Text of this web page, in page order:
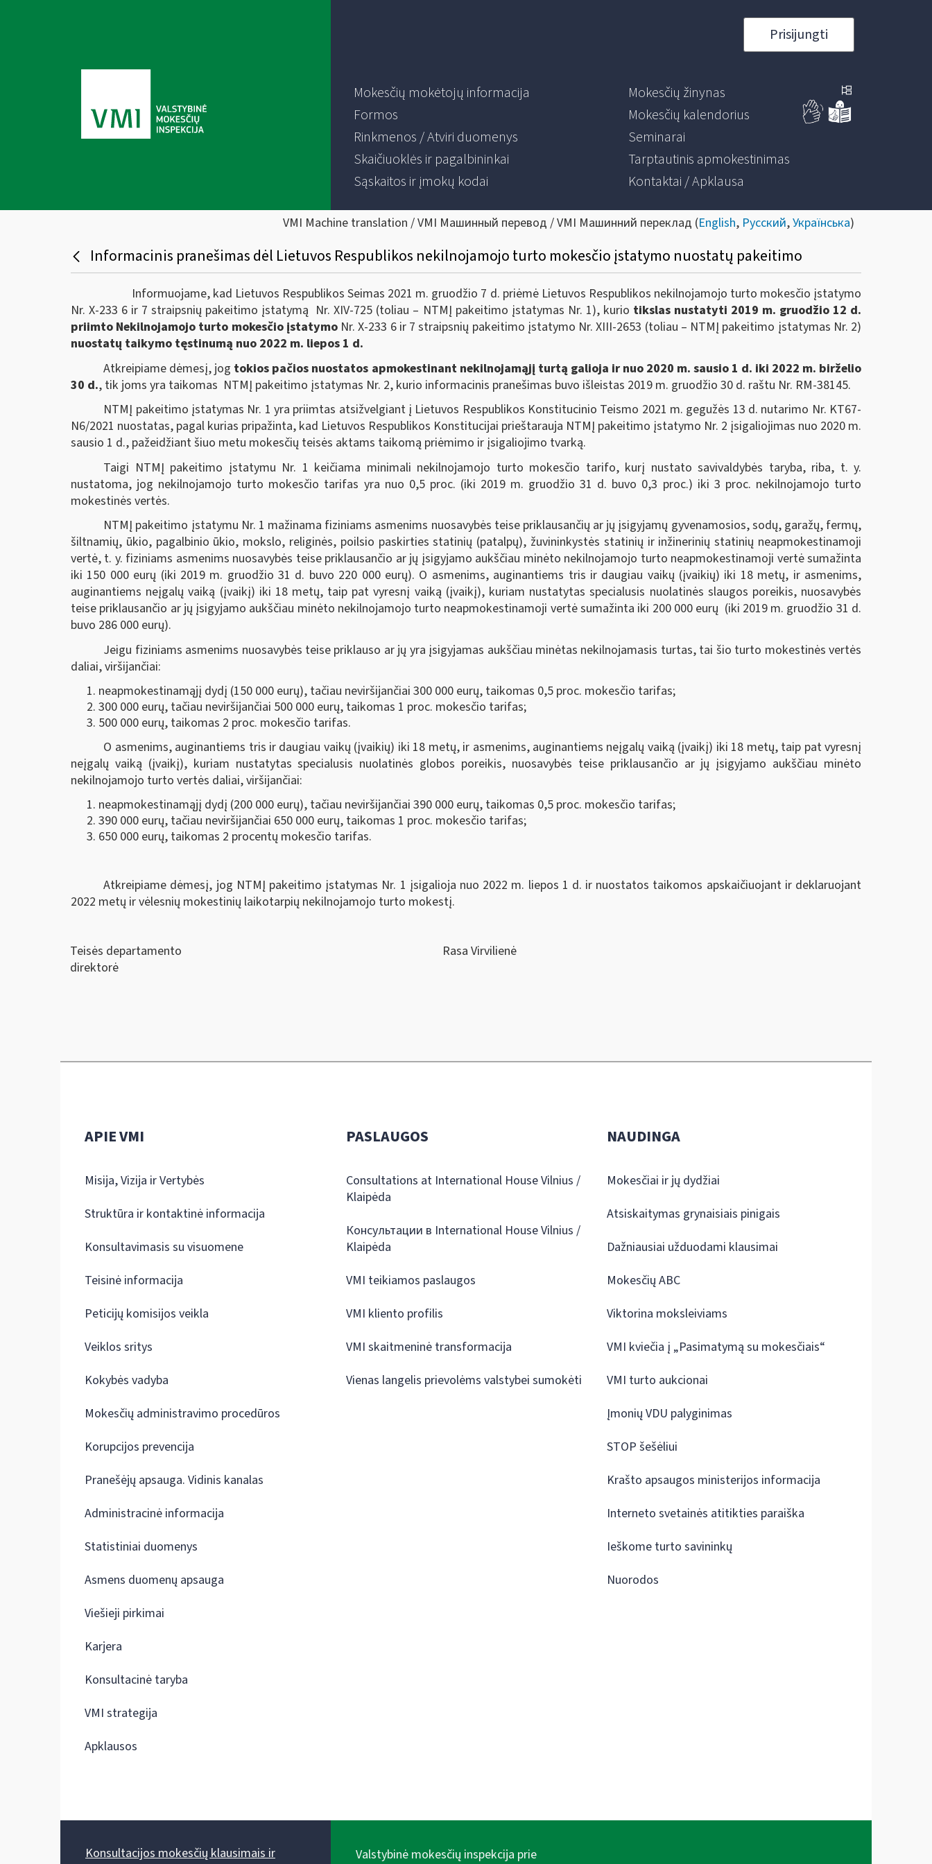
Prisijungti
Mokesčių mokėtojų informacija
Formos
Rinkmenos / Atviri duomenys
Skaičiuoklės ir pagalbininkai
Sąskaitos ir įmokų kodai
Mokesčių žinynas
Mokesčių kalendorius
Seminarai
Tarptautinis apmokestinimas
Kontaktai / Apklausa
VMI Machine translation / VMI Машинный перевод / VMI Машинний переклад (English, Русский,Українська)
Informacinis pranešimas dėl Lietuvos Respublikos nekilnojamojo turto mokesčio įstatymo nuostatų pakeitimo
Informuojame, kad Lietuvos Respublikos Seimas 2021 m. gruodžio 7 d. priėmė Lietuvos Respublikos nekilnojamojo turto mokesčio įstatymo
Nr. X-233 6 ir 7 straipsnių pakeitimo įstatymą Nr. XIV-725 (toliau – NTMĮ pakeitimo įstatymas Nr. 1), kurio tikslas nustatyti 2019 m. gruodžio 12 d.
priimto Nekilnojamojo turto mokesčio įstatymoNr. X-233 6 ir 7 straipsnių pakeitimo įstatymo Nr. XIII-2653 (toliau – NTMĮ pakeitimo įstatymas Nr. 2)
nuostatų taikymo tęstinumą nuo 2022 m. liepos 1 d.
Atkreipiame dėmesį, jog tokios pačios nuostatos apmokestinant nekilnojamąjį turtą galioja ir nuo 2020 m. sausio 1 d. iki 2022 m. birželio
30 d., tik joms yra taikomas NTMĮ pakeitimo įstatymas Nr. 2, kurio informacinis pranešimas buvo išleistas 2019 m. gruodžio 30 d. raštu Nr. RM-38145.
NTMĮ pakeitimo įstatymas Nr. 1 yra priimtas atsižvelgiant į Lietuvos Respublikos Konstitucinio Teismo 2021 m. gegužės 13 d. nutarimo Nr. KT67-
N6/2021 nuostatas, pagal kurias pripažinta, kad Lietuvos Respublikos Konstitucijai prieštarauja NTMĮ pakeitimo įstatymo Nr. 2 įsigaliojimas nuo 2020 m.
sausio 1 d., pažeidžiant šiuo metu mokesčių teisės aktams taikomą priėmimo ir įsigaliojimo tvarką.
Taigi NTMĮ pakeitimo įstatymu Nr. 1 keičiama minimali nekilnojamojo turto mokesčio tarifo, kurį nustato savivaldybės taryba, riba, t. y.
nustatoma, jog nekilnojamojo turto mokesčio tarifas yra nuo 0,5 proc. (iki 2019 m. gruodžio 31 d. buvo 0,3 proc.) iki 3 proc. nekilnojamojo turto
mokestinės vertės.
NTMĮ pakeitimo įstatymu Nr. 1 mažinama fiziniams asmenims nuosavybės teise priklausančių ar jų įsigyjamų gyvenamosios, sodų, garažų, fermų,
šiltnamių, ūkio, pagalbinio ūkio, mokslo, religinės, poilsio paskirties statinių (patalpų), žuvininkystės statinių ir inžinerinių statinių neapmokestinamoji
vertė, t. y. fiziniams asmenims nuosavybės teise priklausančio ar jų įsigyjamo aukščiau minėto nekilnojamojo turto neapmokestinamoji vertė sumažinta
iki 150 000 eurų (iki 2019 m. gruodžio 31 d. buvo 220 000 eurų). O asmenims, auginantiems tris ir daugiau vaikų (įvaikių) iki 18 metų, ir asmenims,
auginantiems neįgalų vaiką (įvaikį) iki 18 metų, taip pat vyresnį vaiką (įvaikį), kuriam nustatytas specialusis nuolatinės slaugos poreikis, nuosavybės
teise priklausančio ar jų įsigyjamo aukščiau minėto nekilnojamojo turto neapmokestinamoji vertė sumažinta iki 200 000 eurų (iki 2019 m. gruodžio 31 d.
buvo 286 000 eurų).
Jeigu fiziniams asmenims nuosavybės teise priklauso ar jų yra įsigyjamas aukščiau minėtas nekilnojamasis turtas, tai šio turto mokestinės vertės
daliai, viršijančiai:
neapmokestinamąjį dydį (150 000 eurų), tačiau neviršijančiai 300 000 eurų, taikomas 0,5 proc. mokesčio tarifas;
300 000 eurų, tačiau neviršijančiai 500 000 eurų, taikomas 1 proc. mokesčio tarifas;
500 000 eurų, taikomas 2 proc. mokesčio tarifas.
O asmenims, auginantiems tris ir daugiau vaikų (įvaikių) iki 18 metų, ir asmenims, auginantiems neįgalų vaiką (įvaikį) iki 18 metų, taip pat vyresnį
neįgalų vaiką (įvaikį), kuriam nustatytas specialusis nuolatinės globos poreikis, nuosavybės teise priklausančio ar jų įsigyjamo aukščiau minėto
nekilnojamojo turto vertės daliai, viršijančiai:
neapmokestinamąjį dydį (200 000 eurų), tačiau neviršijančiai 390 000 eurų, taikomas 0,5 proc. mokesčio tarifas;
390 000 eurų, tačiau neviršijančiai 650 000 eurų, taikomas 1 proc. mokesčio tarifas;
650 000 eurų, taikomas 2 procentų mokesčio tarifas.
Atkreipiame dėmesį, jog NTMĮ pakeitimo įstatymas Nr. 1 įsigalioja nuo 2022 m. liepos 1 d. ir nuostatos taikomos apskaičiuojant ir deklaruojant
2022 metų ir vėlesnių mokestinių laikotarpių nekilnojamojo turto mokestį.
Teisės departamento
direktorė
Rasa Virvilienė
APIE VMI
Misija, Vizija ir Vertybės
Struktūra ir kontaktinė informacija
Konsultavimasis su visuomene
Teisinė informacija
Peticijų komisijos veikla
Veiklos sritys
Kokybės vadyba
Mokesčių administravimo procedūros
Korupcijos prevencija
Pranešėjų apsauga. Vidinis kanalas
Administracinė informacija
Statistiniai duomenys
Asmens duomenų apsauga
Viešieji pirkimai
Karjera
Konsultacinė taryba
VMI strategija
Apklausos
PASLAUGOS
Consultations at International House Vilnius /
Klaipėda
Консультации в International House Vilnius /
Klaipėda
VMI teikiamos paslaugos
VMI kliento profilis
VMI skaitmeninė transformacija
Vienas langelis prievolėms valstybei sumokėti
NAUDINGA
Mokesčiai ir jų dydžiai
Atsiskaitymas grynaisiais pinigais
Dažniausiai užduodami klausimai
Mokesčių ABC
Viktorina moksleiviams
VMI kviečia į „Pasimatymą su mokesčiais“
VMI turto aukcionai
Įmonių VDU palyginimas
STOP šešėliui
Krašto apsaugos ministerijos informacija
Interneto svetainės atitikties paraiška
Ieškome turto savininkų
Nuorodos
Konsultacijos mokesčių klausimais ir
Valstybinė mokesčių inspekcija prie